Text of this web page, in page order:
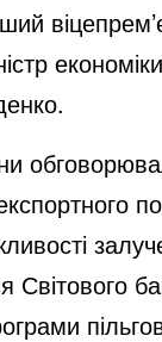
Світового